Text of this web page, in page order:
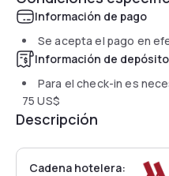
Información de pago
Se acepta el pago en
Información de depósito
Para el check-in es
75 US$
Descripción
Cadena hotelera: